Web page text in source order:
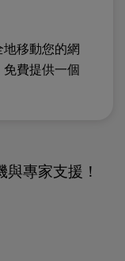
移動您的網
費提供一個
專家支援！